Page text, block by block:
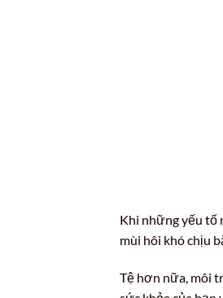
Khi những yếu tố
mùi hôi khó chịu
Tệ hơn nữa, môi